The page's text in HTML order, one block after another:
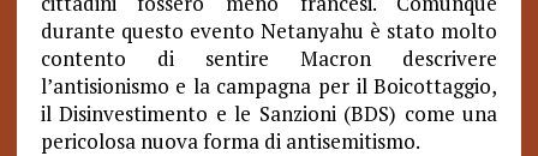
durante questo evento Netanyahu è stato molto
contento di sentire Macron descrivere
l’antisionismo e la campagna per il Boicottaggio,
il Disinvestimento e le Sanzioni (BDS) come una
pericolosa nuova forma di antisemitismo.